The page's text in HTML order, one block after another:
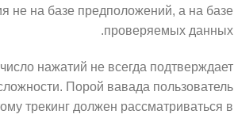
не на базе предположений, а на базе
проверяемых данных.
нажатий не всегда подтверждает
Порой вавада пользователь
трекинг должен рассматриваться в